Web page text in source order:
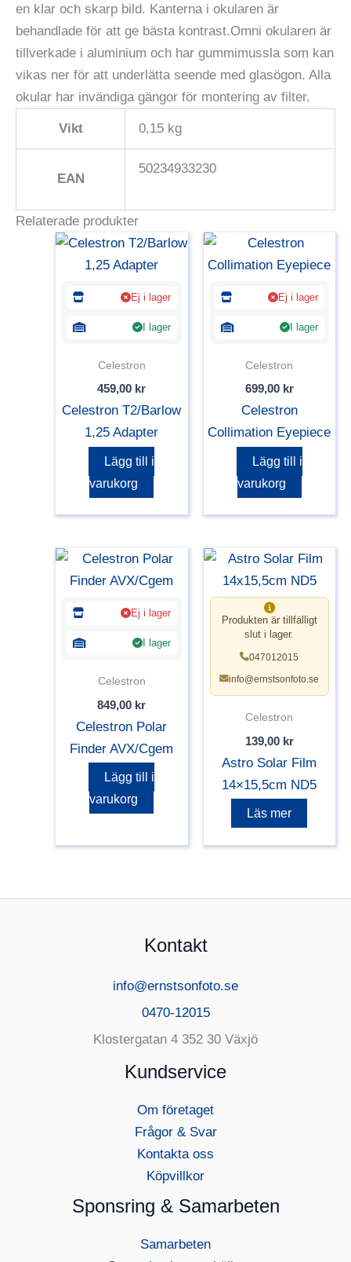
en klar och skarp bild. Kanterna i okularen är
behandlade för att ge bästa kontrast.Omni okularen är
tillverkade i aluminium och har gummimussla som kan
vikas ner för att underlätta seende med glasögon. Alla
okular har invändiga gängor för montering av filter.
Vikt 0,15 kg
EAN
50234933230
Relaterade produkter
Ej i lager
I lager
Celestron
459,00 kr
Celestron T2/Barlow
1,25 Adapter
Lägg till i
varukorg
Ej i lager
I lager
Celestron
699,00 kr
Celestron
Collimation Eyepiece
Lägg till i
varukorg
Ej i lager
I lager
Celestron
849,00 kr
Celestron Polar
Finder AVX/Cgem
Lägg till i
varukorg
Produkten är tillfälligt
slut i lager.
047012015
info@ernstsonfoto.se
Celestron
139,00 kr
Astro Solar Film
14×15,5cm ND5
Läs mer
Kontakt
info@ernstsonfoto.se
0470-12015
Klostergatan 4 352 30 Växjö
Kundservice
Om företaget
Frågor & Svar
Kontakta oss
Köpvillkor
Sponsring & Samarbeten
Samarbeten